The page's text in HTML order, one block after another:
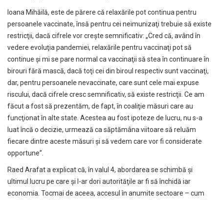
Ioana Mihăilă, este de părere că relaxările pot continua pentru
persoanele vaccinate, însă pentru cei neimunizaţi trebuie să existe
restricţii, dacă cifrele vor creşte semnificativ: „Cred că, având în
vedere evoluţia pandemiei, relaxările pentru vaccinaţi pot să
continue şi mi se pare normal ca vaccinaţii să stea în continuare în
birouri fără mască, dacă toţi cei din biroul respectiv sunt vaccinaţi,
dar, pentru persoanele nevaccinate, care sunt cele mai expuse
riscului, dacă cifrele cresc semnificativ, să existe restricţii. Ce am
făcut a fost să prezentăm, de fapt, în coaliţie măsuri care au
funcţionat în alte state. Acestea au fost ipoteze de lucru, nu s-a
luat încă o decizie, urmează ca săptămâna viitoare să reluăm
fiecare dintre aceste măsuri şi să vedem care vor fi considerate
opportune”.
Raed Arafat a explicat că, în valul 4, abordarea se schimbă şi
ultimul lucru pe care şi l-ar dori autorităţile ar fi să închidă iar
economia. Tocmai de aceea, accesul în anumite sectoare – cum